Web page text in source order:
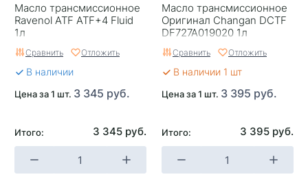
Масло трансмиссионное
Ravenol ATF ATF+4 Fluid
1л
Сравнить Отложить
В наличии
Цена за 1 шт. 3 345 руб.
Итого: 3 345 руб.
Масло трансмиссионное
Оригинал Changan DCTF
DF727A019020 1л
Сравнить Отложить
В наличии 1 шт
Цена за 1 шт. 3 395 руб.
Итого: 3 395 руб.